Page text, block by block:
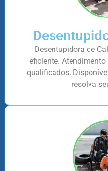
Desentupidora de
eficiente.
qualificados.
resolva